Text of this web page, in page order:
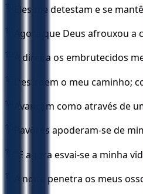
10 Eles me detestam e se
11 Agora que Deus afrouxou
12 À direita os embrutecidos
13 Destroem o meu caminho;
14 Avançam como através de
15 Pavores apoderam-se de
16 "E agora esvai-se a minha
17 A noite penetra os meus